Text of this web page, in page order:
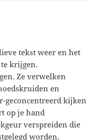
tekst weer en het
krijgen.
Ze verwelken
en
geconcentreerd kijken
op je hand
verspreiden die
worden.